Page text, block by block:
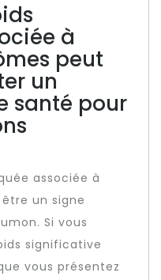
à
peut
un
santé pour
associée à
un signe
Si vous
significative
vous présentez